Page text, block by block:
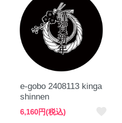
e-gobo 2408113 kinga
shinnen
6,160円(税込)